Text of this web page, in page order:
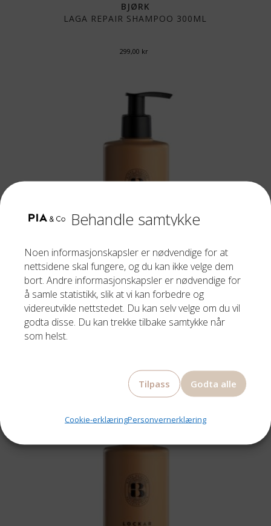
Behandle samtykke
Noen informasjonskapsler er nødvendige for at
nettsidene skal fungere, og du kan ikke velge dem
bort. Andre informasjonskapsler er nødvendige for
å samle statistikk, slik at vi kan forbedre og
videreutvikle nettstedet. Du kan selv velge om du vil
godta disse. Du kan trekke tilbake samtykke når
som helst.
Godta alle
Tilpass
Cookie-erklæringPersonvernerklæring
BJØRK
LAGA REPAIR SHAMPOO 300ML
299,00 kr
BJØRK
LOCKAR CURL DEFINING CONDITIONER 250ML